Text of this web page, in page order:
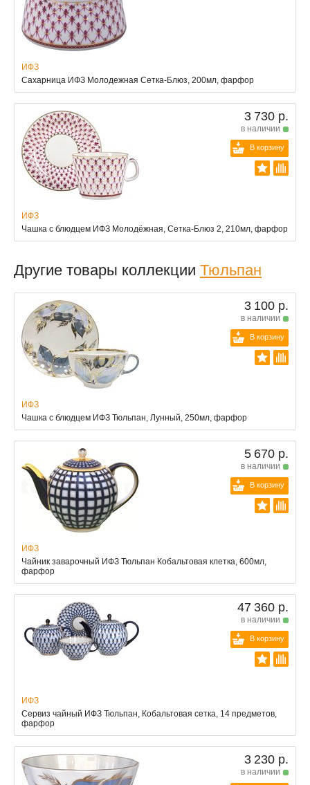
ИФЗ
Сахарница ИФЗ Молодежная Сетка-Блюз, 200мл, фарфор
3 730 р.
в наличии
В корзину
ИФЗ
Чашка с блюдцем ИФЗ Молодёжная, Сетка-Блюз 2, 210мл, фарфор
Другие товары коллекции Тюльпан
3 100 р.
в наличии
В корзину
ИФЗ
Чашка с блюдцем ИФЗ Тюльпан, Лунный, 250мл, фарфор
5 670 р.
в наличии
В корзину
ИФЗ
Чайник заварочный ИФЗ Тюльпан Кобальтовая клетка, 600мл,
фарфор
47 360 р.
в наличии
В корзину
ИФЗ
Сервиз чайный ИФЗ Тюльпан, Кобальтовая сетка, 14 предметов,
фарфор
3 230 р.
в наличии